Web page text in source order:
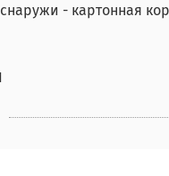
- картонная